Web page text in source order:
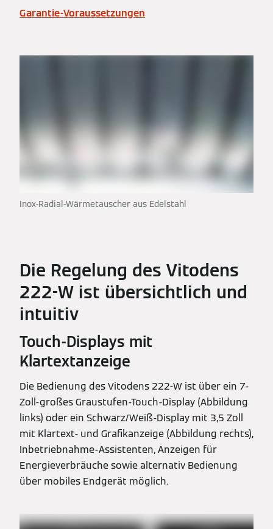
Garantie-Voraussetzungen
Inox-Radial-Wärmetauscher aus Edelstahl
Die Regelung des Vitodens
222-W ist übersichtlich und
intuitiv
Touch-Displays mit
Klartextanzeige
Die Bedienung des Vitodens 222-W ist über ein 7-
Zoll-großes Graustufen-Touch-Display (Abbildung
links) oder ein Schwarz/Weiß-Display mit 3,5 Zoll
mit Klartext- und Grafikanzeige (Abbildung rechts),
Inbetriebnahme-Assistenten, Anzeigen für
Energieverbräuche sowie alternativ Bedienung
über mobiles Endgerät möglich.